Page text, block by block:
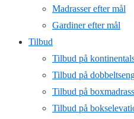
Madrasser efter mål
Gardiner efter mål
Tilbud
Tilbud på
Tilbud på
Tilbud på
Tilbud på